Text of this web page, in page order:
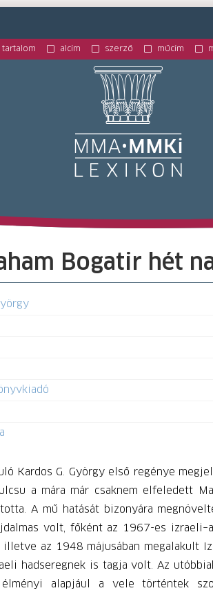
tartalom alcím szerző műcím
Bogatir hét
Kardos G. György első regénye
a mára már csaknem elfeledett
A mű hatását bizonyára
volt, főként az 1967-es
az 1948 májusában megalakult
hadseregnek is tagja volt. Az
alapjául a vele történtek